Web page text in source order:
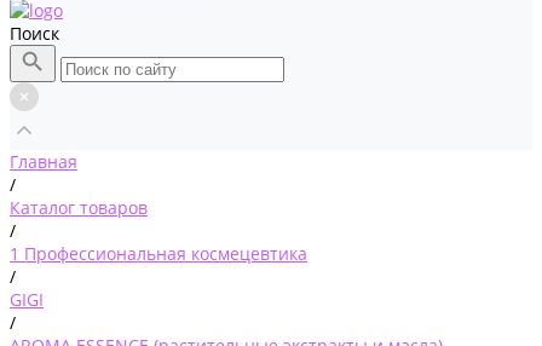
Поиск
Главная
/
Каталог товаров
/
1 Профессиональная космецевтика
/
GIGI
/